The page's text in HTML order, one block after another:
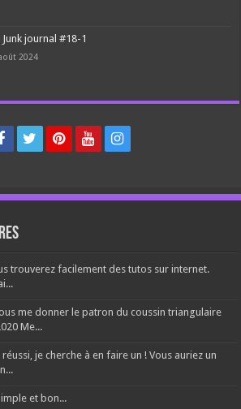
Junk journal #18-1
2024
trouverez facilement des tutos sur internet.
me donner le patron du coussin triangulaire
Me...
je cherche à en faire un ! Vous auriez un
et bon...